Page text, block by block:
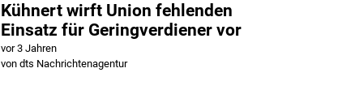
Kühnert wirft Union fehlenden
Einsatz für Geringverdiener vor
vor 3 Jahren
von dts Nachrichtenagentur